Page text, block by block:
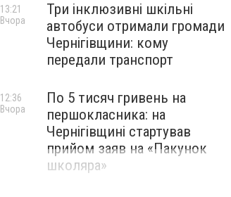
Три інклюзивні шкільні
автобуси отримали громади
Чернігівщини: кому
передали транспорт
13:21
Вчора
По 5 тисяч гривень на
першокласника: на
Чернігівщині стартував
прийом заяв на «Пакунок
школяра»
12:36
Вчора